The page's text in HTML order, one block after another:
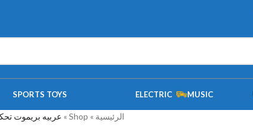
MUSIC
ELECTRIC
SPORTS TOYS
الرئيسية »
Shop
» عربيه بريموت